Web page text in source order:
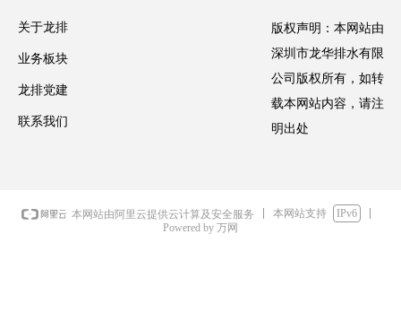
关于龙排
业务板块
龙排党建
联系我们
版权声明：本网站由
深圳市龙华排水有限
公司版权所有，如转
载本网站内容，请注
明出处
本网站由阿里云提供云计算及安全服务 本网站支持
IPv6
Powered by 万网